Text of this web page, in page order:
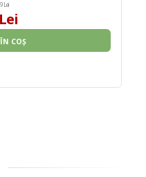
Lei
COȘ